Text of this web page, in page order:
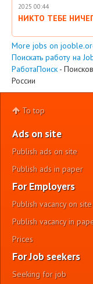
2025 00:44
НИКТО ТЕБЕ
More jobs on
Поискать работу на
РаботаПоиск -
России
To top
Ads on site
Publish ads on site
Publish ads in paper
For Employers
Publish vacancy on site
Publish vacancy in
Prices
For Job seekers
Seeking for job